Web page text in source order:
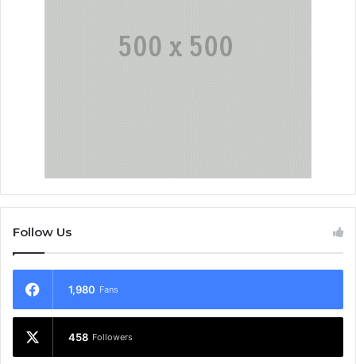
Follow Us
1,980 Fans
458 Followers